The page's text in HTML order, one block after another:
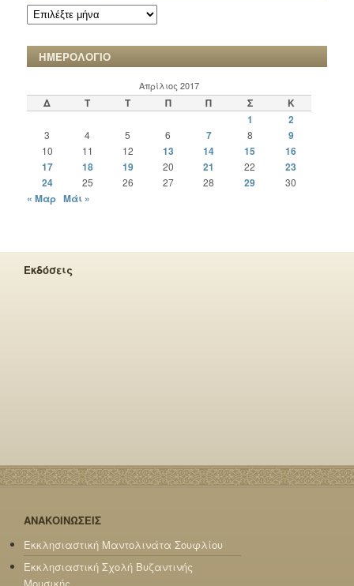
ΑΡΧΕΙΟ
ΧΡΟΝΙΚΩΝ
ΗΜΕΡΟΛΟΓΙΟ
Απρίλιος 2017
Δ Τ Τ Π Π Σ
Κ
1
2
3 4 5 6 7 8 9
10 11 12 13 14 15
16
17
18 19 20 21 22
23
24
25 26 27 28 29 30
« Μαρ Μάι »
Εκδόσεις
ΑΝΑΚΟΙΝΩΣΕΙΣ
Εκκλησιαστική Μαντολινάτα Σουφλίου
Εκκλησιαστική Σχολή Βυζαντινής